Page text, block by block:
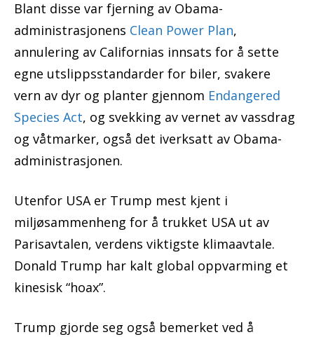
Blant disse var fjerning av Obama-
administrasjonens Clean Power Plan,
annulering av Californias innsats for å sette
egne utslippsstandarder for biler, svakere
vern av dyr og planter gjennom Endangered
Species Act, og svekking av vernet av vassdrag
og våtmarker, også det iverksatt av Obama-
administrasjonen.
Utenfor USA er Trump mest kjent i
miljøsammenheng for å trukket USA ut av
Parisavtalen, verdens viktigste klimaavtale.
Donald Trump har kalt global oppvarming et
kinesisk “hoax”.
Trump gjorde seg også bemerket ved å